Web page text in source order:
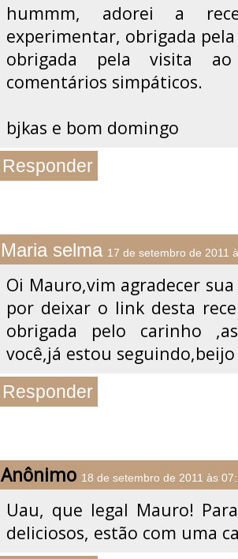
hummm, adorei a
experimentar, obrigada
obrigada pela visita
comentários simpáticos.
bjkas e bom domingo
Responder
Maria selma 17 de setembro de 2011
Oi Mauro,vim agradecer
por deixar o link desta
obrigada pelo carinho
você,já estou
Responder
Anônimo 18 de setembro de 2011 às
Uau, que legal Mauro!
deliciosos, estão com uma